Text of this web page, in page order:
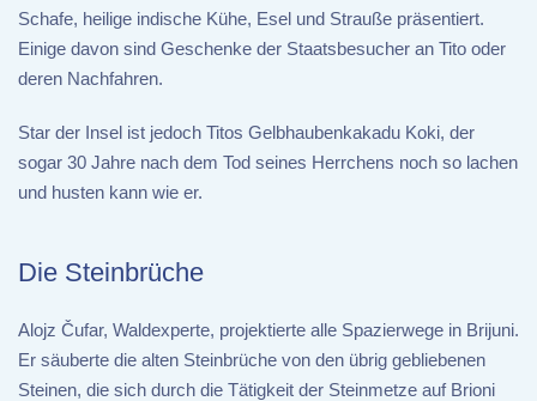
Schafe, heilige indische Kühe, Esel und Strauße präsentiert.
Einige davon sind Geschenke der Staatsbesucher an Tito oder
deren Nachfahren.
Star der Insel ist jedoch Titos Gelbhaubenkakadu Koki, der
sogar 30 Jahre nach dem Tod seines Herrchens noch so lachen
und husten kann wie er.
Die Steinbrüche
Alojz Čufar, Waldexperte, projektierte alle Spazierwege in Brijuni.
Er säuberte die alten Steinbrüche von den übrig gebliebenen
Steinen, die sich durch die Tätigkeit der Steinmetze auf Brioni